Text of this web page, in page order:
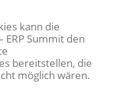
kann die
ERP Summit den
bereitstellen, die
möglich wären.